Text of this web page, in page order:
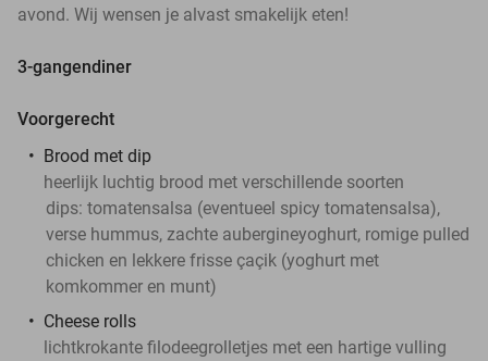
avond. Wij wensen je alvast smakelijk eten!
3-gangendiner
Voorgerecht
Brood met dip
heerlijk luchtig brood met verschillende soorten
dips: tomatensalsa (eventueel spicy tomatensalsa),
verse hummus, zachte aubergineyoghurt, romige pulled
chicken en lekkere frisse çaçik (yoghurt met
komkommer en munt)
Cheese rolls
lichtkrokante filodeegrolletjes met een hartige vulling